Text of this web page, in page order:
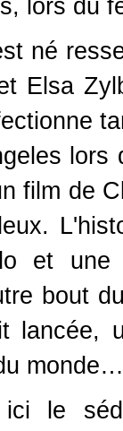
lors du
né
Elsa
lors
film de
et
bout
lancée,
monde…
le